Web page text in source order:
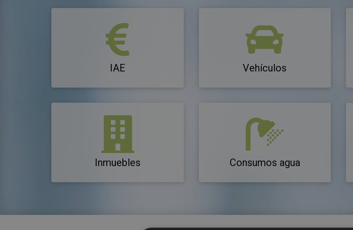
IAE Vehículos
Inmuebles Consumos agua